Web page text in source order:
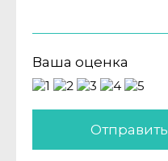
Ваша оценка
Отправить